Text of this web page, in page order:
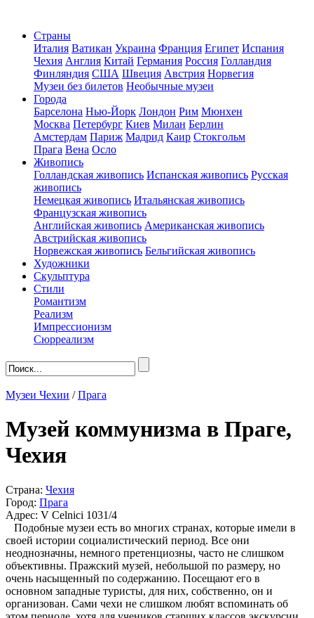
Страны
Италия Ватикан Украина Франция Египет Испания
Чехия Англия Китай Германия Россия Голландия
Финляндия США Швеция Австрия Норвегия
Музеи без билетов Необычные музеи
Города
Барселона Нью-Йорк Лондон Рим Мюнхен
Москва Петербург Киев Милан Берлин
Амстердам Париж Мадрид Каир Стокгольм
Прага Вена Осло
Живопись
Голландская живопись Испанская живопись Русская
живопись
Немецкая живопись Итальянская живопись
Французская живопись
Английская живопись Американская живопись
Австрийская живопись
Норвежская живопись Бельгийская живопись
Художники
Скульптура
Стили
Романтизм
Реализм
Импрессионизм
Сюрреализм
Музеи Чехии /Прага
Музей коммунизма в Праге,
Чехия
Страна: Чехия
Город: Прага
Адрес: V Celnici 1031/4
Подобные музеи есть во многих странах, которые имели в
своей истории социалистический период. Все они
неоднозначны, немного претенциозны, часто не слишком
объективны. Пражский музей, небольшой по размеру, но
очень насыщенный по содержанию. Посещают его в
основном западные туристы, для них, собственно, он и
организован. Сами чехи не слишком любят вспоминать об